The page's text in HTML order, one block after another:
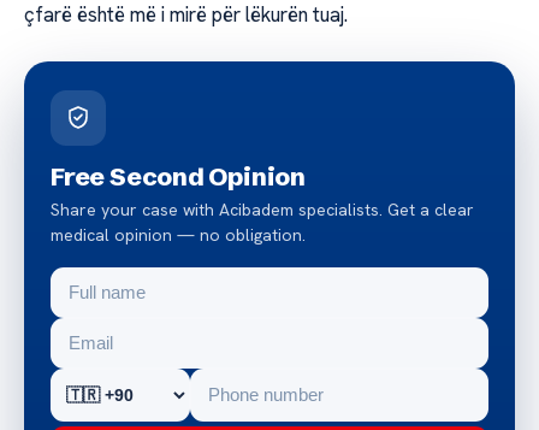
çfarë është më i mirë për lëkurën tuaj.
Free Second Opinion
Share your case with Acibadem specialists. Get a clear
medical opinion — no obligation.